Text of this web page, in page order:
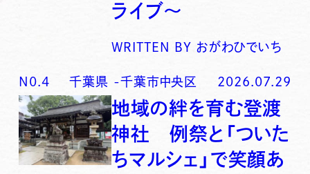
ライブ〜
WRITTEN BY おがわひでいち
N0. 4 千葉県 -千葉市中央区 2026.07.29
地域の絆を育む登渡
神社 例祭と「ついた
ちマルシェ」で笑顔あ